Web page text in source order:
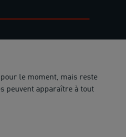
le moment, mais reste
peuvent apparaître à tout